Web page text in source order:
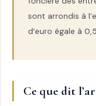
sont arrondis à
d’euro égale à
Ce que dit